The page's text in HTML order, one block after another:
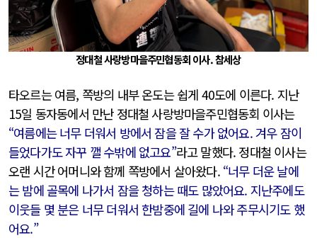
정대철 사랑방마을주민협동회 이사. 참세상
타오르는 여름, 쪽방의 내부 온도는 쉽게 40도에 이른다. 지난
15일 동자동에서 만난 정대철 사랑방마을주민협동회 이사는
“여름에는 너무 더워서 방에서 잠을 잘 수가 없어요. 겨우 잠이
들었다가도 자꾸 깰 수밖에 없고요”라고 말했다. 정대철 이사는
오랜 시간 어머니와 함께 쪽방에서 살아왔다. “너무 더운 날에
는 밤에 골목에 나가서 잠을 청하는 때도 많았어요. 지난주에도
이웃들 몇 분은 너무 더워서 한밤중에 길에 나와 주무시기도 했
어요.”